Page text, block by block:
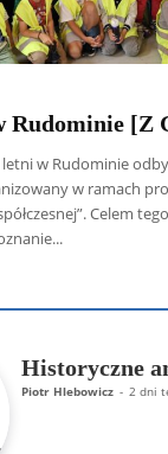
Rudominie [Z
w Rudominie
w ramach
Celem
Aleksander
Artur
ks. Jarosław Wąsowicz
Historyczne
Piotr Hlebowicz - 2 dni